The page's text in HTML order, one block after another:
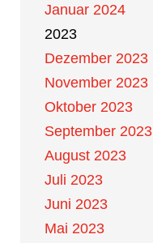
Januar 2024
2023
Dezember 2023
November 2023
Oktober 2023
September 2023
August 2023
Juli 2023
Juni 2023
Mai 2023